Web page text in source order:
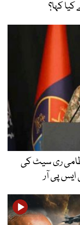
کہا؟
ری سیٹ کی
پی آر